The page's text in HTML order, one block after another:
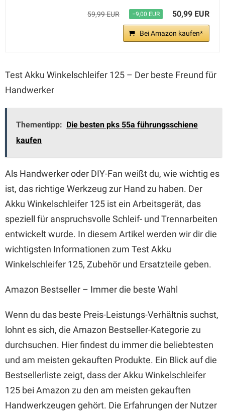
59,99 EUR −9,00 EUR 50,99 EUR
Bei Amazon kaufen*
Test Akku Winkelschleifer 125 – Der beste Freund für
Handwerker
Thementipp: Die besten pks 55a führungsschiene
kaufen
Als Handwerker oder DIY-Fan weißt du, wie wichtig es
ist, das richtige Werkzeug zur Hand zu haben. Der
Akku Winkelschleifer 125 ist ein Arbeitsgerät, das
speziell für anspruchsvolle Schleif- und Trennarbeiten
entwickelt wurde. In diesem Artikel werden wir dir die
wichtigsten Informationen zum Test Akku
Winkelschleifer 125, Zubehör und Ersatzteile geben.
Amazon Bestseller – Immer die beste Wahl
Wenn du das beste Preis-Leistungs-Verhältnis suchst,
lohnt es sich, die Amazon Bestseller-Kategorie zu
durchsuchen. Hier findest du immer die beliebtesten
und am meisten gekauften Produkte. Ein Blick auf die
Bestsellerliste zeigt, dass der Akku Winkelschleifer
125 bei Amazon zu den am meisten gekauften
Handwerkzeugen gehört. Die Erfahrungen der Nutzer